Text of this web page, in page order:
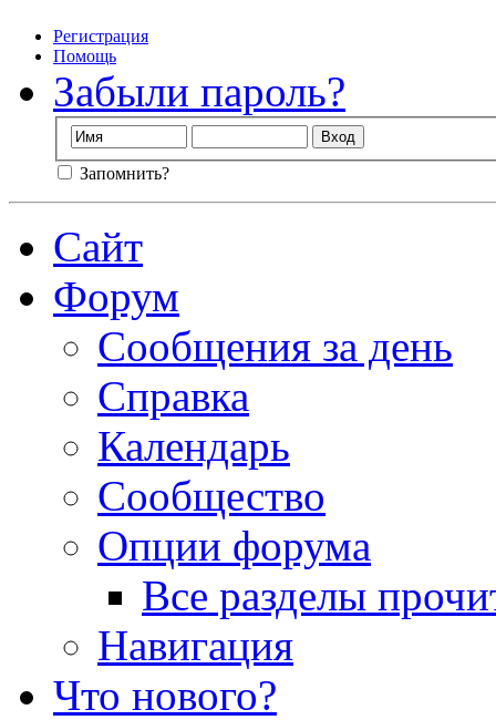
Регистрация
Помощь
Забыли пароль?
Запомнить?
Сайт
Форум
Сообщения за день
Справка
Календарь
Сообщество
Опции форума
Все разделы
Навигация
Что нового?